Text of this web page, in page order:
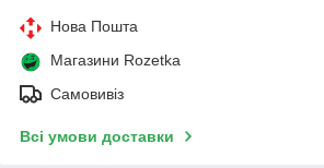
Нова Пошта
Магазини Rozetka
Самовивіз
Всі умови доставки